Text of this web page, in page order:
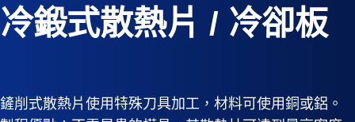
冷鍛式散熱片 / 冷卻板
鏟削式散熱片使用特殊刀具加工，材料可使用銅或鋁。